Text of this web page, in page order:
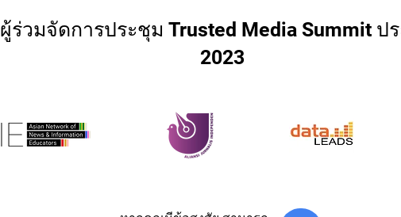
ผู้ร่วมจัดการประชุม Trusted Media Summit ป
2023